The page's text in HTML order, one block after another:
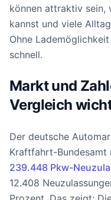
können attraktiv sein,
kannst und viele
Ohne
schnell.
Markt und
Vergleich
Der deutsche
Kraftfahrt-Bundesamt
239.448 Pkw-
12.408